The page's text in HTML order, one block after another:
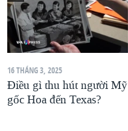
16 THÁNG 3, 2025
Điều gì thu hút người Mỹ
gốc Hoa đến Texas?